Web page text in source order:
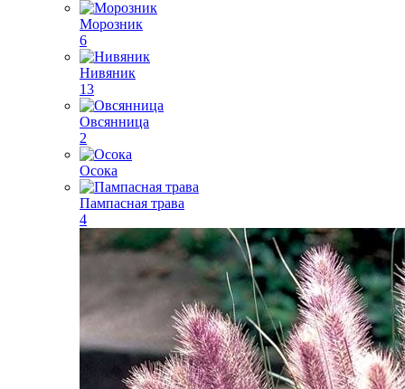
Морозник
6
Нивяник
13
Овсянница
2
Осока
Пампасная трава
4